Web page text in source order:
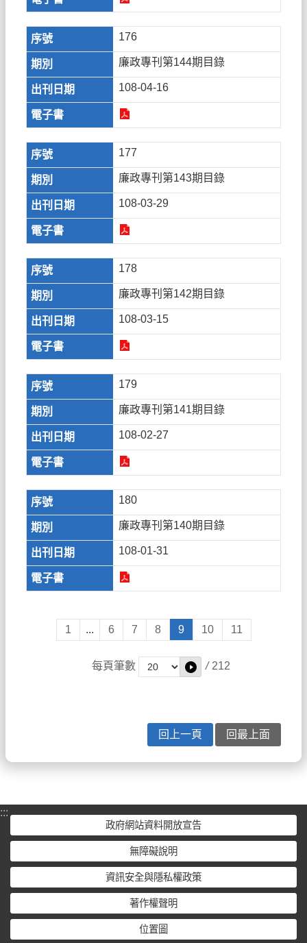
176
廉政專刊第144期目錄
108-04-16
177
廉政專刊第143期目錄
108-03-29
178
廉政專刊第142期目錄
108-03-15
179
廉政專刊第141期目錄
108-02-27
180
廉政專刊第140期目錄
108-01-31
1 ... 6 7 8 9 10 11
每頁筆數 / 212
回上一頁 回最上面
:::
政府網站資料開放宣告
無障礙說明
資訊安全與隱私權政策
著作權聲明
位置圖